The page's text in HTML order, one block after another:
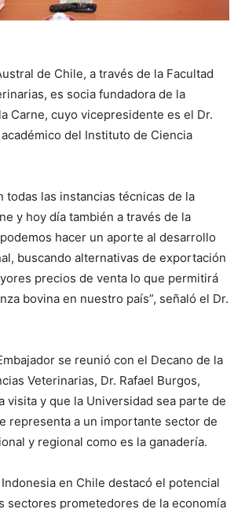
de Chile, a través de la Facultad
es socia fundadora de la
Carne, cuyo vicepresidente es el Dr.
del Instituto de Ciencia
todas las instancias técnicas de la
y hoy día también a través de la
hacer un aporte al desarrollo
buscando alternativas de exportación
precios de venta lo que permitirá
bovina en nuestro país”, señaló el Dr.
se reunió con el Decano de la
Veterinarias, Dr. Rafael Burgos,
visita y que la Universidad sea parte de
representa a un importante sector de
y regional como es la ganadería.
en Chile destacó el potencial
sectores prometedores de la economía